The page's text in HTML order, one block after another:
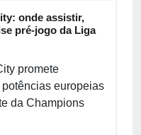
onde assistir,
pré-jogo da Liga
promete
europeias
da Champions